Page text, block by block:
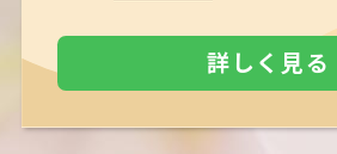
詳しく見る